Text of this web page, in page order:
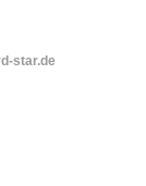
star.de